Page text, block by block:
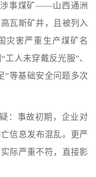
涉事煤矿——山西通洲
瓦斯矿井‌，且被列入
灾害严重生产煤矿名
人未穿戴反光服”、
”等基础安全问题多次
：事故初期，企业‌对
信息发布混乱。更严
际严重不符‌ ，直接影